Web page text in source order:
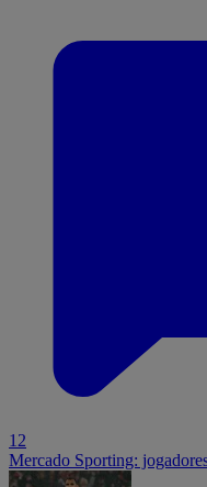
12
Mercado Sporting: